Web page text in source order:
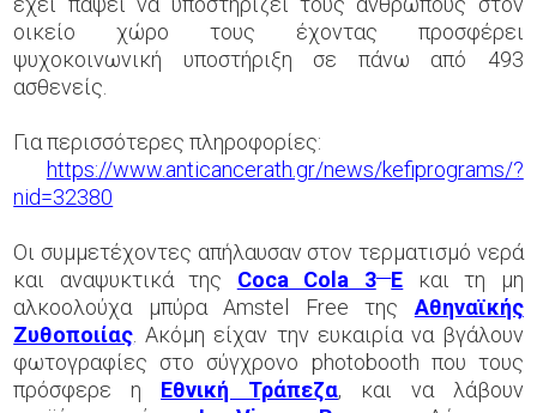
οικείο χώρο τους έχοντας προσφέρει
ψυχοκοινωνική υποστήριξη σε πάνω από 493
ασθενείς.
Για περισσότερες πληροφορίες:
https://www.anticancerath.gr/news/kefiprograms/?
nid=32380
Οι συμμετέχοντες απήλαυσαν στον τερματισμό νερά
και αναψυκτικά της Coca Cola 3 Ε και τη μη
αλκοολούχα μπύρα Amstel Free της Αθηναϊκής
Ζυθοποιίας . Ακόμη είχαν την ευκαιρία να βγάλουν
φωτογραφίες στο σύγχρονο photobooth που τους
πρόσφερε η Εθνική Τράπεζα, και να λάβουν